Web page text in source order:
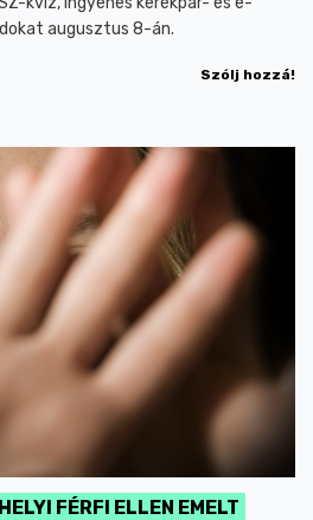
augusztus 8-án.
Szólj hozzá!
FÉRFI ELLEN EMELT